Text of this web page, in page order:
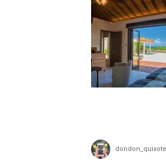
dondon_quixote